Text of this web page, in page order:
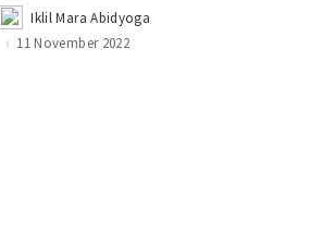
Posted
by
Iklil Mara Abidyoga
11 November 2022